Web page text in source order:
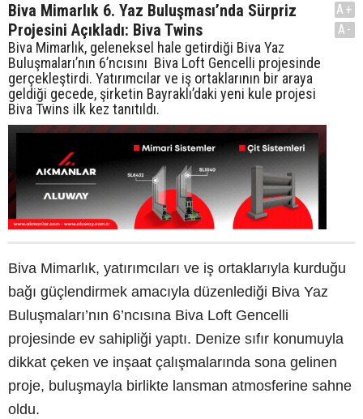
Biva Mimarlık 6. Yaz Buluşması’nda Sürpriz
Projesini Açıkladı: Biva Twins
Biva Mimarlık, geleneksel hale getirdiği Biva Yaz
Buluşmaları’nın 6’ncısını Biva Loft Gencelli projesinde
gerçekleştirdi. Yatırımcılar ve iş ortaklarının bir araya
geldiği gecede, şirketin Bayraklı’daki yeni kule projesi
Biva Twins ilk kez tanıtıldı.
A+
A-
Biva Mimarlık, yatırımcıları ve iş ortaklarıyla kurduğu
bağı güçlendirmek amacıyla düzenlediği Biva Yaz
Buluşmaları’nın 6’ncısına Biva Loft Gencelli
projesinde ev sahipliği yaptı. Denize sıfır konumuyla
dikkat çeken ve inşaat çalışmalarında sona gelinen
proje, buluşmayla birlikte lansman atmosferine sahne
oldu.